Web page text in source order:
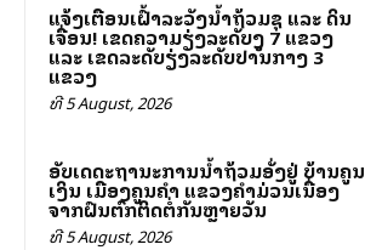
ແຈ້ງເຕືອນເຝົ້າລະວັງນ້ຳຖ້ວມຊຸ ແລະ ດິນ
ເຈື່ອນ! ເຂດຄວາມສ່ຽງລະດັບສູງ 7 ແຂວງ
ແລະ ເຂດລະດັບສ່ຽງລະດັບປານກາງ 3
ແຂວງ
ທີ 5 August, 2026
ອັບເດດສະຖານະການນ້ຳຖ້ວມອັ່ງຢູ່ ບ້ານຄູນ
ເງິນ ເມືອງຄູນຄຳ ແຂວງຄຳມ່ວນເນື່ອງ
ຈາກຝົນຕົກຕິດຕໍ່ກັນຫຼາຍວັນ
ທີ 5 August, 2026